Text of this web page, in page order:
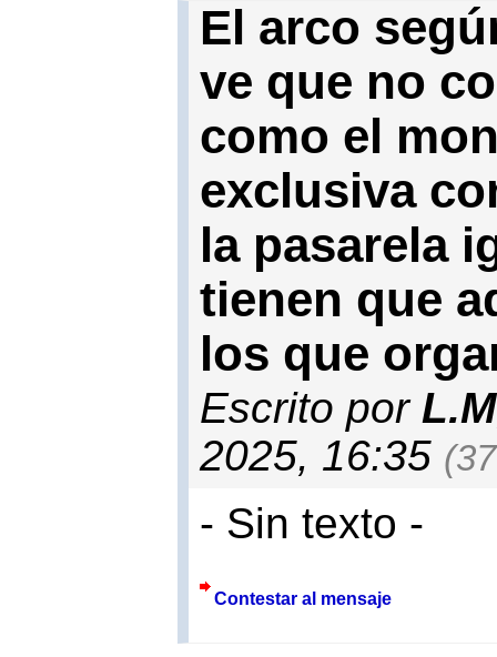
El arco
ve que no
como el
exclusiva
la pasarela
tienen que
los que
Escrito por L.M
2025, 16:35
- Sin texto -
Contestar al mensaje